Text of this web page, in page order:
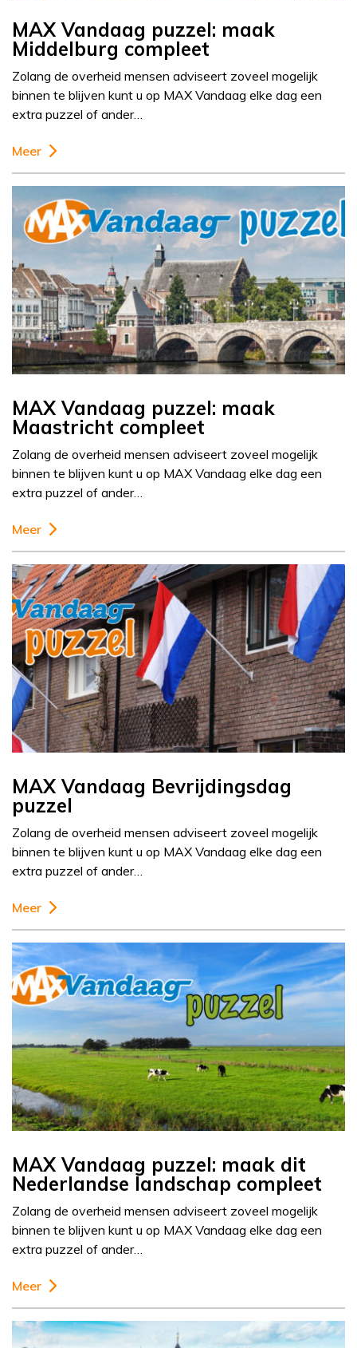
MAX Vandaag puzzel: maak
Middelburg compleet
Zolang de overheid mensen adviseert zoveel mogelijk
binnen te blijven kunt u op MAX Vandaag elke dag een
extra puzzel of ander…
Meer
MAX Vandaag puzzel: maak
Maastricht compleet
Zolang de overheid mensen adviseert zoveel mogelijk
binnen te blijven kunt u op MAX Vandaag elke dag een
extra puzzel of ander…
Meer
MAX Vandaag Bevrijdingsdag
puzzel
Zolang de overheid mensen adviseert zoveel mogelijk
binnen te blijven kunt u op MAX Vandaag elke dag een
extra puzzel of ander…
Meer
MAX Vandaag puzzel: maak dit
Nederlandse landschap compleet
Zolang de overheid mensen adviseert zoveel mogelijk
binnen te blijven kunt u op MAX Vandaag elke dag een
extra puzzel of ander…
Meer